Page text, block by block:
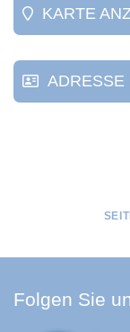
KARTE
ADRESSE
Folgen Sie